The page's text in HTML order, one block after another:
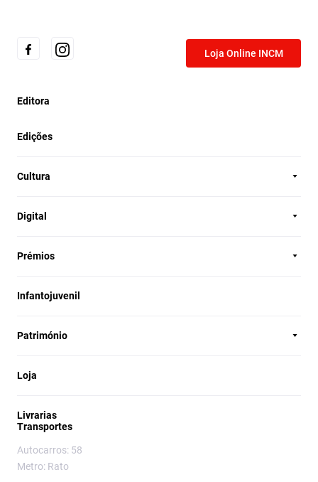
Loja Online INCM
Editora
Edições
Cultura
Digital
Prémios
Infantojuvenil
Património
Loja
Livrarias
Transportes
Autocarros: 58
Metro: Rato